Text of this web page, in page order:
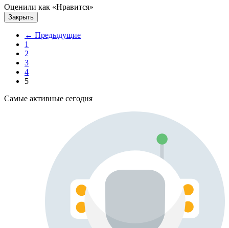
Оценили как «Нравится»
Закрыть
← Предыдущие
1
2
3
4
5
Самые активные сегодня